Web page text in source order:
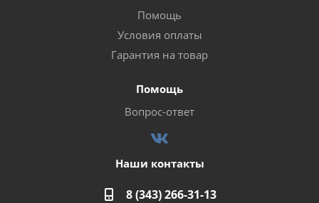
Помощь
Условия оплаты
Гарантия на товар
Помощь
Вопрос-ответ
Наши контакты
8 (343) 266-31-13